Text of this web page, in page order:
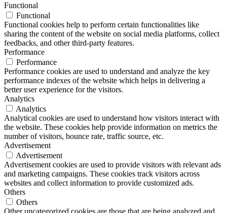
Functional
Functional
Functional cookies help to perform certain functionalities like
sharing the content of the website on social media platforms, collect
feedbacks, and other third-party features.
Performance
Performance
Performance cookies are used to understand and analyze the key
performance indexes of the website which helps in delivering a
better user experience for the visitors.
Analytics
Analytics
Analytical cookies are used to understand how visitors interact with
the website. These cookies help provide information on metrics the
number of visitors, bounce rate, traffic source, etc.
Advertisement
Advertisement
Advertisement cookies are used to provide visitors with relevant ads
and marketing campaigns. These cookies track visitors across
websites and collect information to provide customized ads.
Others
Others